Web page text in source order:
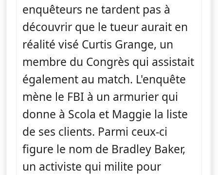
enquêteurs ne tardent pas à
découvrir que le tueur aurait en
réalité visé Curtis Grange, un
membre du Congrès qui assistait
également au match. L'enquête
mène le FBI à un armurier qui
donne à Scola et Maggie la liste
de ses clients. Parmi ceux-ci
figure le nom de Bradley Baker,
un activiste qui milite pour